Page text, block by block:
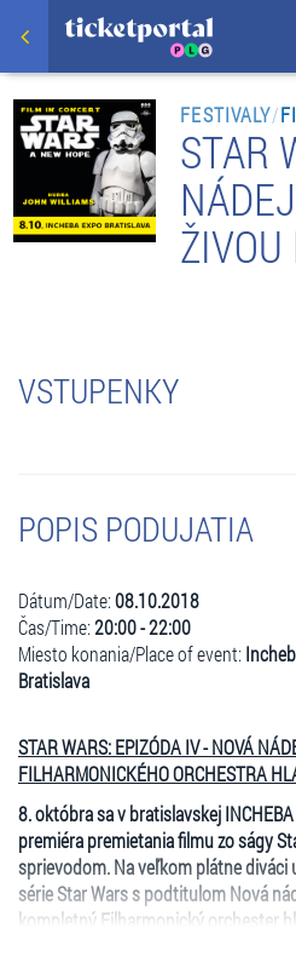
FESTIVALY/
STAR
ŽIVOU
VSTUPENKY
POPIS PODUJATIA
Dátum/Date:08.10.2018
Čas/Time:20:00 - 22:00
Miesto konania/Place of event:
Bratislava
STAR WARS: EPIZÓDA IV - NOVÁ
FILHARMONICKÉHO ORCHESTRA
8. októbra sa v bratislavskej
premiéra premietania filmu zo ságy
sprievodom. Na veľkom plátne
série Star Wars s podtitulom Nová
kompletnýFilharmonický orchester
zahrá mnohokrát oceňovanú hudbu